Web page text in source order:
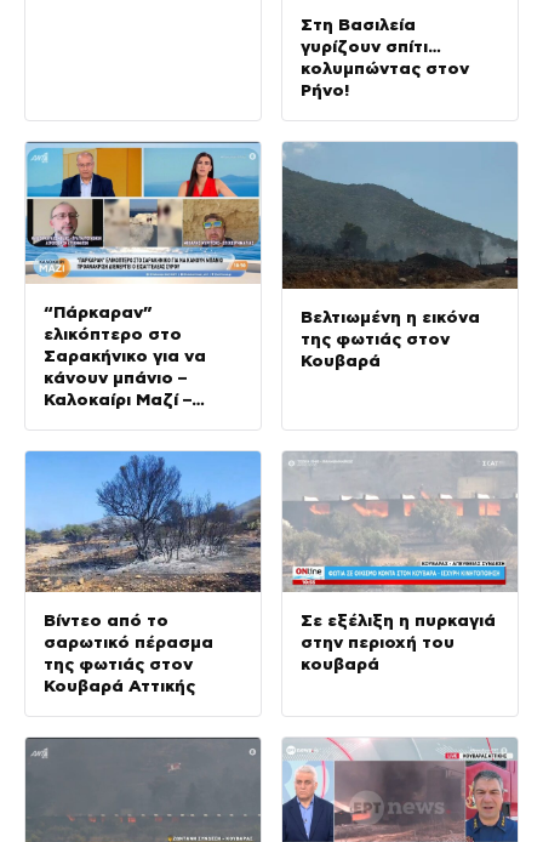
Στη Βασιλεία
γυρίζουν σπίτι…
κολυμπώντας στον
Ρήνο!
“Πάρκαραν”
ελικόπτερο στο
Σαρακήνικο για να
κάνουν μπάνιο –
Καλοκαίρι Μαζί –
Βελτιωμένη η εικόνα
της φωτιάς στον
Κουβαρά
Βίντεο από το
σαρωτικό πέρασμα
της φωτιάς στον
Κουβαρά Αττικής
Σε εξέλιξη η πυρκαγιά
στην περιοχή του
κουβαρά